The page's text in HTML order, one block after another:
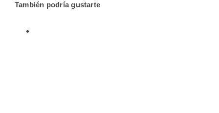
También podría gustarte